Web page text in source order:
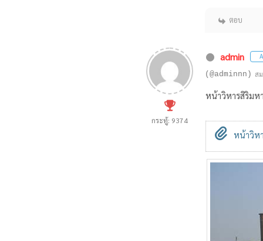
ตอบ
กระทู้: 9374
admin
(@adminnn) ส
หน้าวิหารสิริมห
หน้าวิห